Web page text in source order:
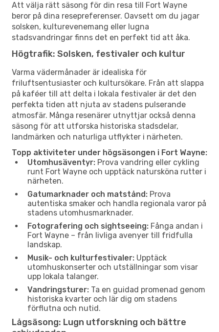
Att välja rätt säsong för din resa till Fort Wayne
beror på dina resepreferenser. Oavsett om du jagar
solsken, kulturevenemang eller lugna
stadsvandringar finns det en perfekt tid att åka.
Högtrafik: Solsken, festivaler och kultur
Varma vädermånader är idealiska för
friluftsentusiaster och kultursökare. Från att slappa
på kaféer till att delta i lokala festivaler är det den
perfekta tiden att njuta av stadens pulserande
atmosfär. Många resenärer utnyttjar också denna
säsong för att utforska historiska stadsdelar,
landmärken och naturliga utflykter i närheten.
Topp aktiviteter under högsäsongen i Fort Wayne:
Utomhusäventyr: Prova vandring eller cykling
runt Fort Wayne och upptäck natursköna rutter i
närheten.
Gatumarknader och matstånd: Prova
autentiska smaker och handla regionala varor på
stadens utomhusmarknader.
Fotografering och sightseeing: Fånga andan i
Fort Wayne – från livliga avenyer till fridfulla
landskap.
Musik- och kulturfestivaler: Upptäck
utomhuskonserter och utställningar som visar
upp lokala talanger.
Vandringsturer: Ta en guidad promenad genom
historiska kvarter och lär dig om stadens
förflutna och nutid.
Lågsäsong: Lugn utforskning och bättre